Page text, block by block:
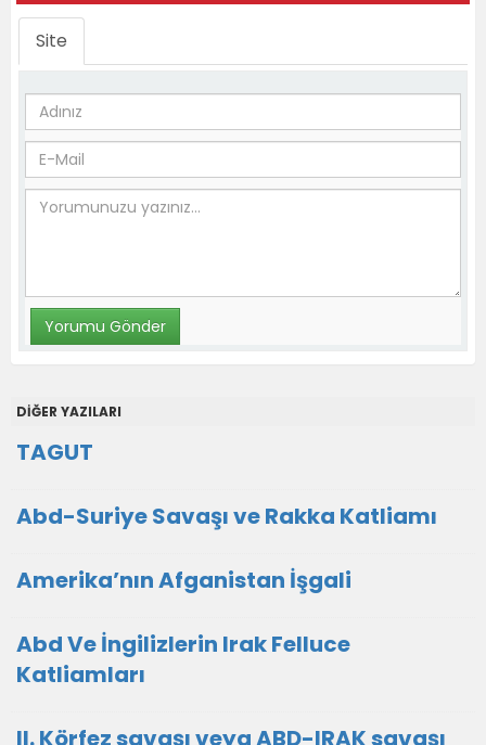
Site
DİĞER YAZILARI
TAGUT
Abd-Suriye Savaşı ve Rakka Katliamı
Amerika’nın Afganistan İşgali
Abd Ve İngilizlerin Irak Felluce
Katliamları
II. Körfez savaşı veya ABD-IRAK savaşı